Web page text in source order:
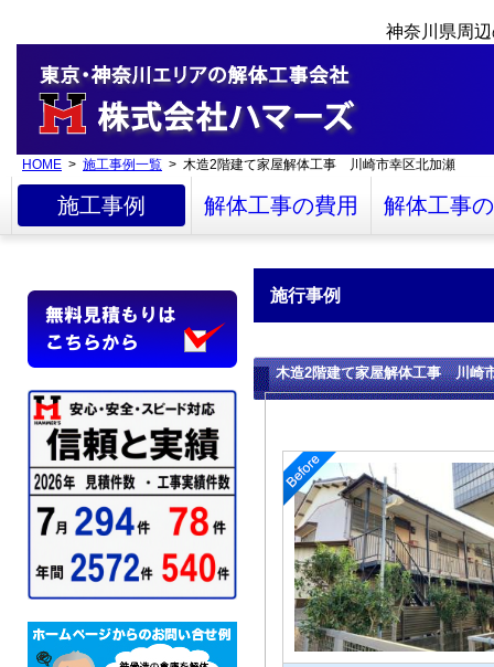
神奈川県周
HOME > 施工事例一覧 > 木造2階建て家屋解体工事 川崎市幸区北加瀬
施工事例 解体工事の費用 解体工事
施行事例
木造2階建て家屋解体工事 川崎